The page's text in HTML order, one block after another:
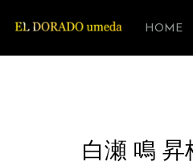
HOME
白瀬 鳴